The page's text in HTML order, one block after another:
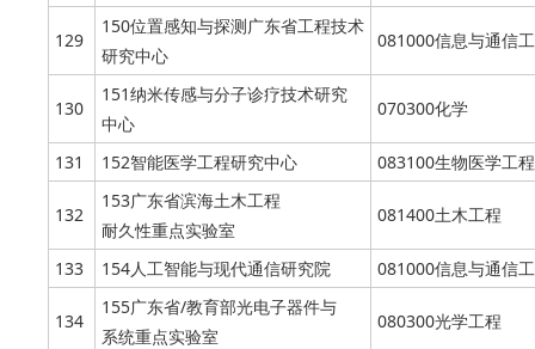
129
150位置感知与探测广东省工程技术
研究中心
081000信息与通信
130
151纳米传感与分子诊疗技术研究
中心
070300化学
131 152智能医学工程研究中心 083100生物医学工
132
153广东省滨海土木工程
耐久性重点实验室
081400土木工程
133 154人工智能与现代通信研究院 081000信息与通信
134
155广东省/教育部光电子器件与
系统重点实验室
080300光学工程